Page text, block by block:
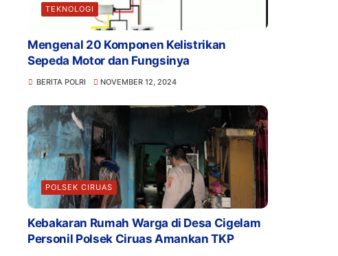
TEKNOLOGI
Mengenal 20 Komponen Kelistrikan
Sepeda Motor dan Fungsinya
BERITA POLRI NOVEMBER 12, 2024
POLSEK CIRUAS
Kebakaran Rumah Warga di Desa Cigelam
Personil Polsek Ciruas Amankan TKP